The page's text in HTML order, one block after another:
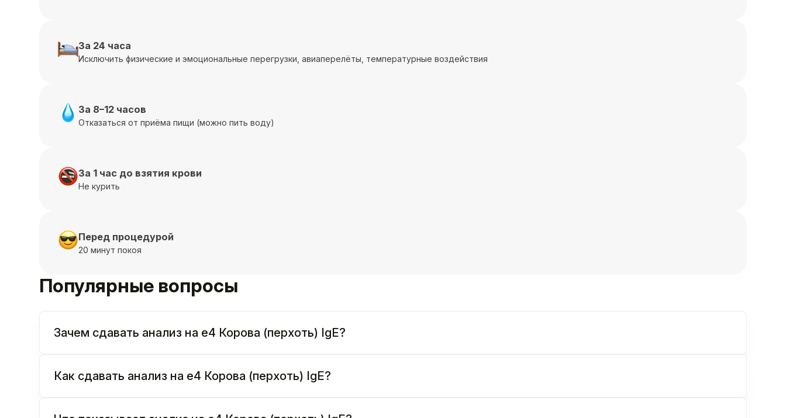
За 24 часа
Исключить физические и эмоциональные перегрузки, авиаперелёты, температурные воздействия
За 8–12 часов
Отказаться от приёма пищи (можно пить воду)
За 1 час до взятия крови
Не курить
Перед процедурой
20 минут покоя
Популярные вопросы
Зачем сдавать анализ на e4 Корова (перхоть) IgE?
Как сдавать анализ на e4 Корова (перхоть) IgE?